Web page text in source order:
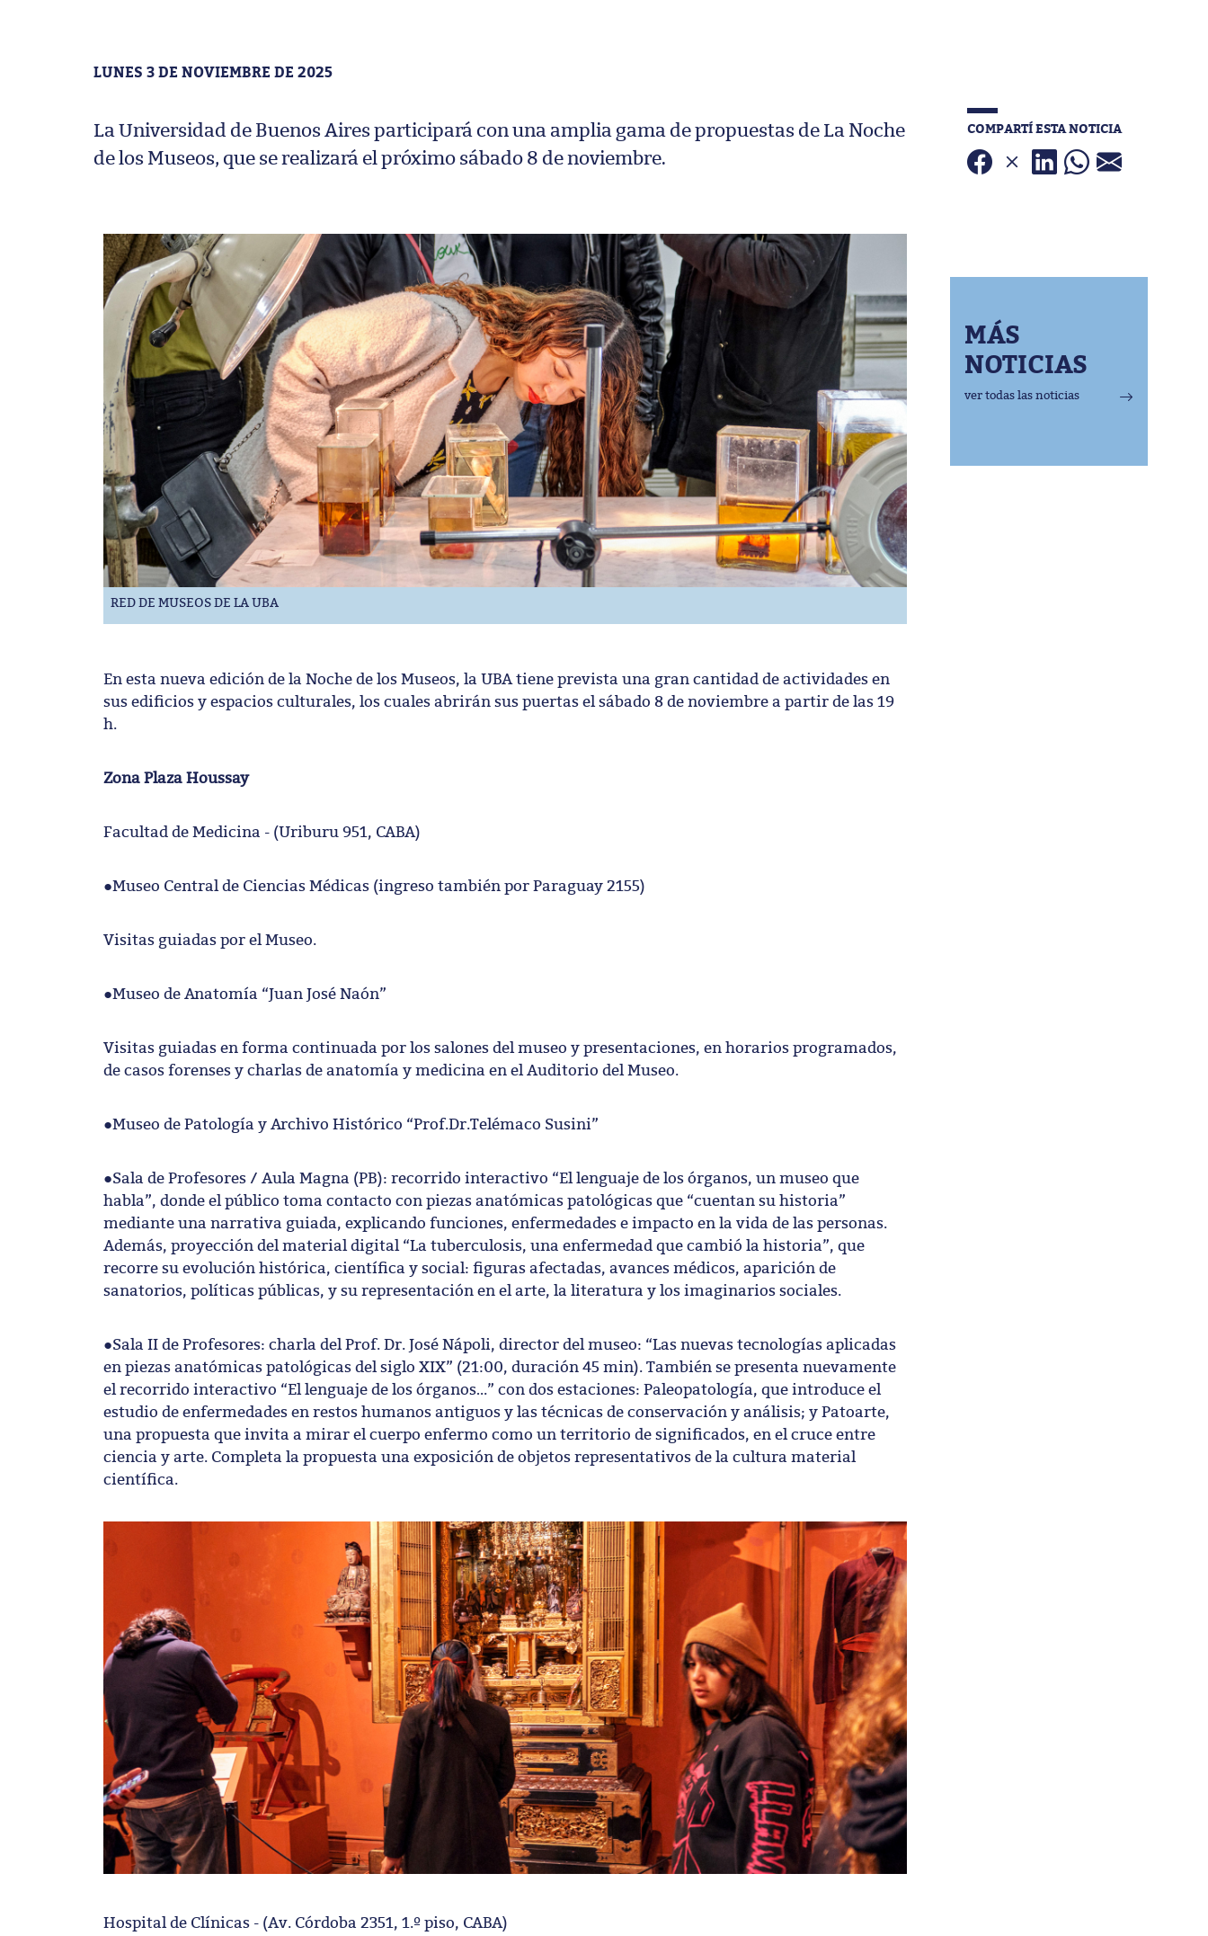
LUNES 3 DE NOVIEMBRE DE 2025
La Universidad de Buenos Aires participará con una amplia gama de propuestas de La Noche
de los Museos, que se realizará el próximo sábado 8 de noviembre.
COMPARTÍ ESTA NOTICIA
RED DE MUSEOS DE LA UBA
En esta nueva edición de la Noche de los Museos, la UBA tiene prevista una gran cantidad de actividades en
sus edificios y espacios culturales, los cuales abrirán sus puertas el sábado 8 de noviembre a partir de las 19
h.
Zona Plaza Houssay
Facultad de Medicina - (Uriburu 951, CABA)
●Museo Central de Ciencias Médicas (ingreso también por Paraguay 2155)
Visitas guiadas por el Museo.
●Museo de Anatomía “Juan José Naón”
Visitas guiadas en forma continuada por los salones del museo y presentaciones, en horarios programados,
de casos forenses y charlas de anatomía y medicina en el Auditorio del Museo.
●Museo de Patología y Archivo Histórico “Prof.Dr.Telémaco Susini”
●Sala de Profesores / Aula Magna (PB): recorrido interactivo “El lenguaje de los órganos, un museo que
habla”, donde el público toma contacto con piezas anatómicas patológicas que “cuentan su historia”
mediante una narrativa guiada, explicando funciones, enfermedades e impacto en la vida de las personas.
Además, proyección del material digital “La tuberculosis, una enfermedad que cambió la historia”, que
recorre su evolución histórica, científica y social: figuras afectadas, avances médicos, aparición de
sanatorios, políticas públicas, y su representación en el arte, la literatura y los imaginarios sociales.
●Sala II de Profesores: charla del Prof. Dr. José Nápoli, director del museo: “Las nuevas tecnologías aplicadas
en piezas anatómicas patológicas del siglo XIX” (21:00, duración 45 min). También se presenta nuevamente
el recorrido interactivo “El lenguaje de los órganos…” con dos estaciones: Paleopatología, que introduce el
estudio de enfermedades en restos humanos antiguos y las técnicas de conservación y análisis; y Patoarte,
una propuesta que invita a mirar el cuerpo enfermo como un territorio de significados, en el cruce entre
ciencia y arte. Completa la propuesta una exposición de objetos representativos de la cultura material
científica.
Hospital de Clínicas - (Av. Córdoba 2351, 1.º piso, CABA)
MÁS
NOTICIAS
ver todas las noticias